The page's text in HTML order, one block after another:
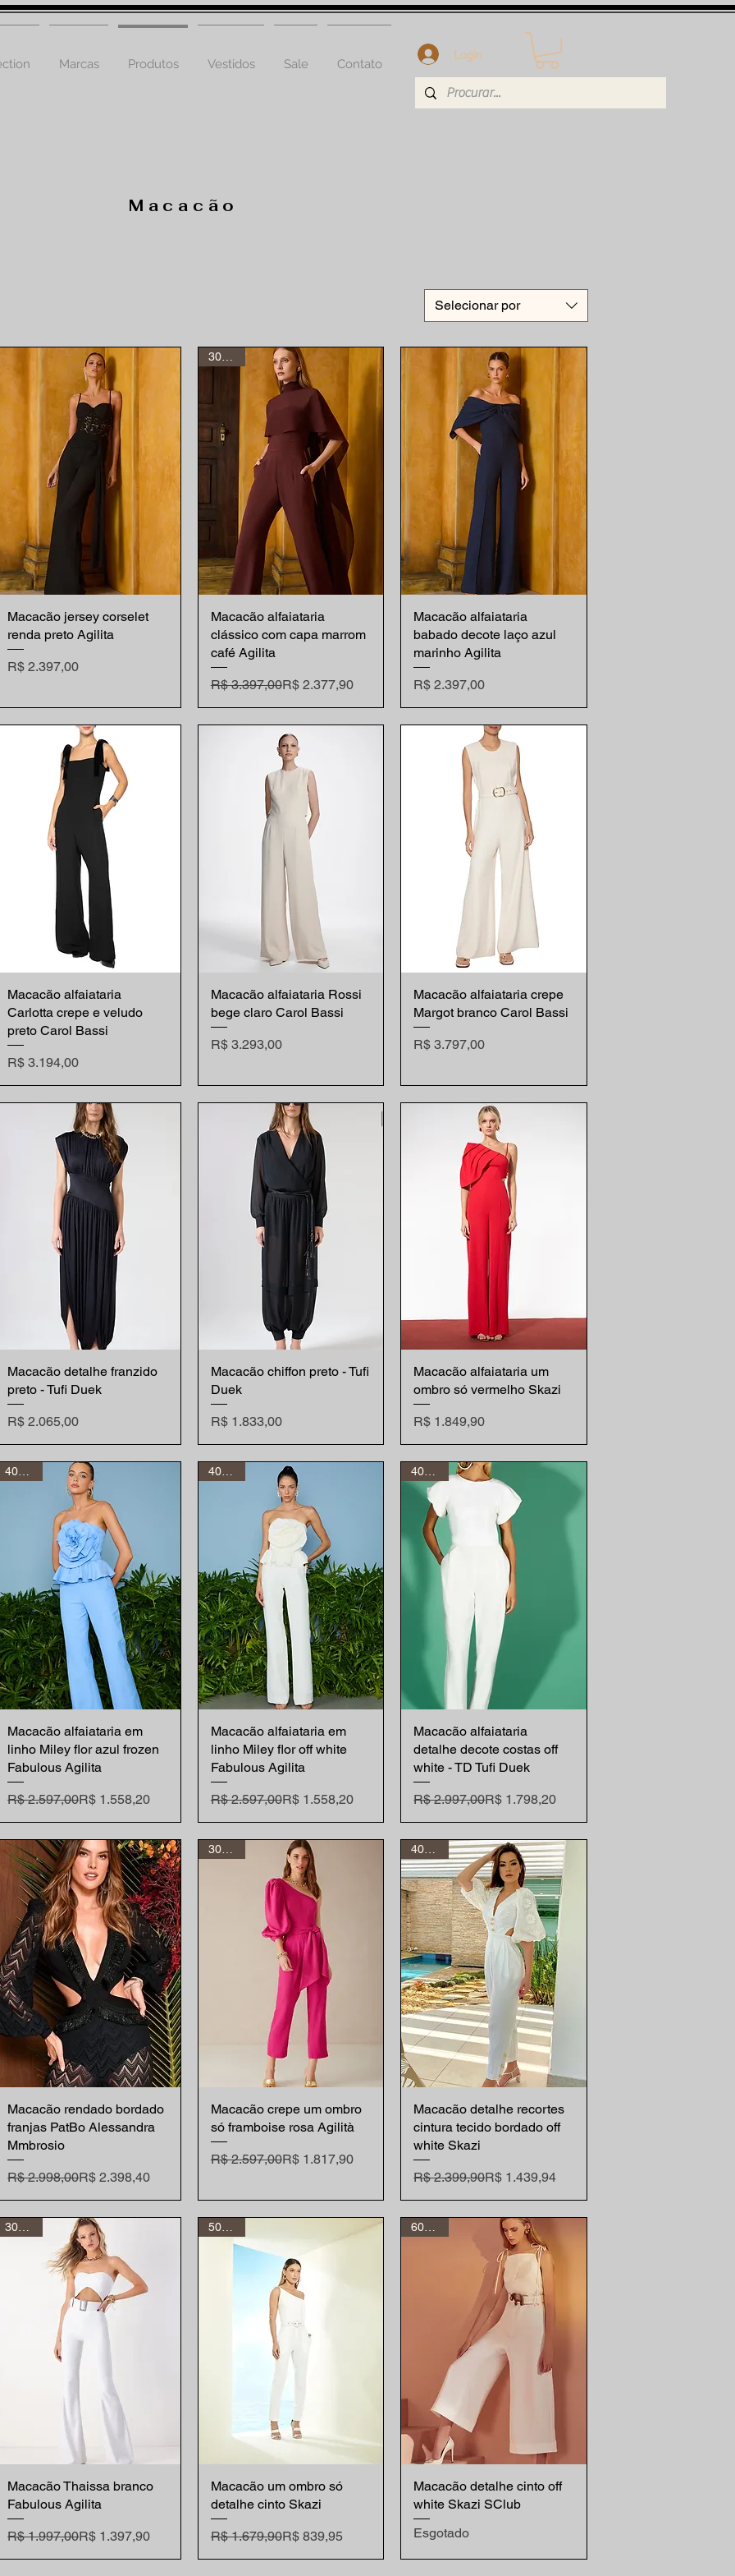
Marcas Produtos Vestidos Sale Contato
Login
Macacão
Selecionar por
Visualização rápida
Macacão jersey corselet
renda preto Agilita
Preço
R$ 2.397,00
Visualização rápida
30% off
Macacão alfaiataria
clássico com capa marrom
café Agilita
Preço normal
R$ 3.397,00
Preço promocional
R$ 2.377,90
Visualização rápida
Macacão alfaiataria
babado decote laço azul
marinho Agilita
Preço
R$ 2.397,00
Visualização rápida
Macacão alfaiataria
Carlotta crepe e veludo
preto Carol Bassi
Preço
R$ 3.194,00
Visualização rápida
Macacão alfaiataria Rossi
bege claro Carol Bassi
Preço
R$ 3.293,00
Visualização rápida
Macacão alfaiataria crepe
Margot branco Carol Bassi
Preço
R$ 3.797,00
Visualização rápida
Macacão detalhe franzido
preto - Tufi Duek
Preço
R$ 2.065,00
Visualização rápida
Macacão chiffon preto - Tufi
Duek
Preço
R$ 1.833,00
Visualização rápida
Macacão alfaiataria um
ombro só vermelho Skazi
Preço
R$ 1.849,90
Visualização rápida
40% off
Macacão alfaiataria em
linho Miley flor azul frozen
Fabulous Agilita
Preço normal
R$ 2.597,00
Preço promocional
R$ 1.558,20
Visualização rápida
40% off
Macacão alfaiataria em
linho Miley flor off white
Fabulous Agilita
Preço normal
R$ 2.597,00
Preço promocional
R$ 1.558,20
Visualização rápida
40% off
Macacão alfaiataria
detalhe decote costas off
white - TD Tufi Duek
Preço normal
R$ 2.997,00
Preço promocional
R$ 1.798,20
Visualização rápida
Macacão rendado bordado
franjas PatBo Alessandra
Mmbrosio
Preço normal
R$ 2.998,00
Preço promocional
R$ 2.398,40
Visualização rápida
30% off
Macacão crepe um ombro
só framboise rosa Agilità
Preço normal
R$ 2.597,00
Preço promocional
R$ 1.817,90
Visualização rápida
Macacão detalhe recortes
cintura tecido bordado off
white Skazi
Preço normal
R$ 2.399,90
Preço promocional
R$ 1.439,94
Visualização rápida
Macacão Thaissa branco
Fabulous Agilita
Preço normal
R$ 1.997,00
Preço promocional
R$ 1.397,90
Visualização rápida
50% off
Macacão um ombro só
detalhe cinto Skazi
Preço normal
R$ 1.679,90
Preço promocional
R$ 839,95
Visualização rápida
Macacão detalhe cinto off
white Skazi SClub
Esgotado